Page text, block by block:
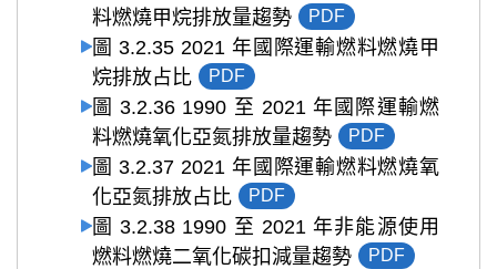
料燃燒甲烷排放量趨勢
PDF
圖 3.2.35 2021 年國際運輸燃料燃燒甲
烷排放占比
PDF
圖 3.2.36 1990 至 2021 年國際運輸燃
料燃燒氧化亞氮排放量趨勢
PDF
圖 3.2.37 2021 年國際運輸燃料燃燒氧
化亞氮排放占比
PDF
圖 3.2.38 1990 至 2021 年非能源使用
燃料燃燒二氧化碳扣減量趨勢
PDF